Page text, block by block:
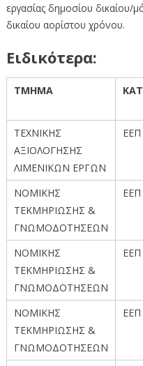
εργασίας δημοσίου δικαίου/
δικαίου αορίστου χρόνου.
Ειδικότερα:
ΤΜΗΜΑ
ΤΕΧΝΙΚΗΣ
ΑΞΙΟΛΟΓΗΣΗΣ
ΛΙΜΕΝΙΚΩΝ ΕΡΓΩΝ
ΕΕΠ
ΝΟΜΙΚΗΣ
ΤΕΚΜΗΡΙΩΣΗΣ &
ΓΝΩΜΟΔΟΤΗΣΕΩΝ
ΕΕΠ
ΝΟΜΙΚΗΣ
ΤΕΚΜΗΡΙΩΣΗΣ &
ΓΝΩΜΟΔΟΤΗΣΕΩΝ
ΕΕΠ
ΝΟΜΙΚΗΣ
ΤΕΚΜΗΡΙΩΣΗΣ &
ΓΝΩΜΟΔΟΤΗΣΕΩΝ
ΕΕΠ